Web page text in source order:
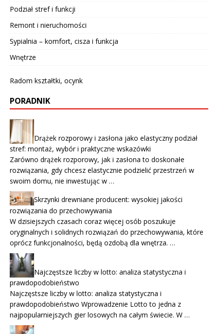
Podział stref i funkcji
Remont i nieruchomości
Sypialnia – komfort, cisza i funkcja
Wnętrze
Radom kształtki, ocynk
PORADNIK
Drążek rozporowy i zasłona jako elastyczny podział
stref: montaż, wybór i praktyczne wskazówki
Zarówno drążek rozporowy, jak i zasłona to doskonałe
rozwiązania, gdy chcesz elastycznie podzielić przestrzeń w
swoim domu, nie inwestując w …
Skrzynki drewniane producent: wysokiej jakości
rozwiązania do przechowywania
W dzisiejszych czasach coraz więcej osób poszukuje
oryginalnych i solidnych rozwiązań do przechowywania, które
oprócz funkcjonalności, będą ozdobą dla wnętrza. …
Najczęstsze liczby w lotto: analiza statystyczna i
prawdopodobieństwo
Najczęstsze liczby w lotto: analiza statystyczna i
prawdopodobieństwo Wprowadzenie Lotto to jedna z
najpopularniejszych gier losowych na całym świecie. W …